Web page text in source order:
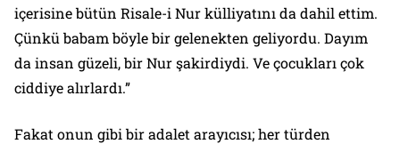
içerisine bütün Risale-i Nur külliyatını da dahil ettim.
Çünkü babam böyle bir gelenekten geliyordu. Dayım
da insan güzeli, bir Nur şakirdiydi. Ve çocukları çok
ciddiye alırlardı.”
Fakat onun gibi bir adalet arayıcısı; her türden